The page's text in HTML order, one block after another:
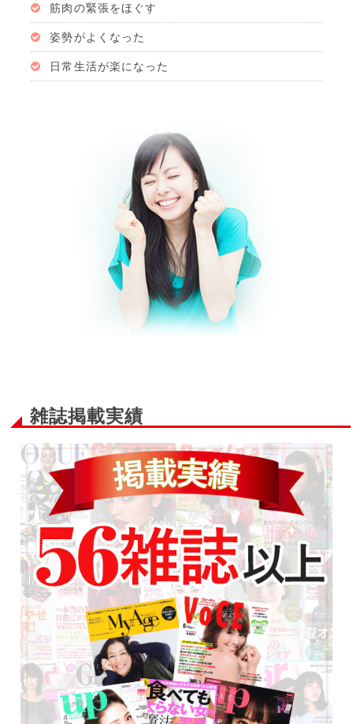
筋肉の緊張をほぐす
姿勢がよくなった
日常生活が楽になった
雑誌掲載実績